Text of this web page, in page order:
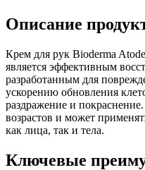
Описание
Крем для рук Bioderma
является эффективным
разработанным для
ускорению обновления
раздражение и
возрастов и может
как лица, так и тела.
Ключевые